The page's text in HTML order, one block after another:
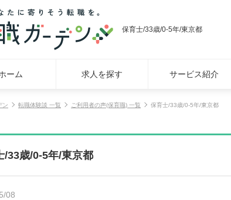
保育士/33歳/0-5年/東京都
ーム 求人を探す サービス紹介
ン 転職体験談 一覧 ご利用者の声(保育職) 一覧 保育士/33歳/0-5年/東京都
/33歳/0-5年/東京都
08